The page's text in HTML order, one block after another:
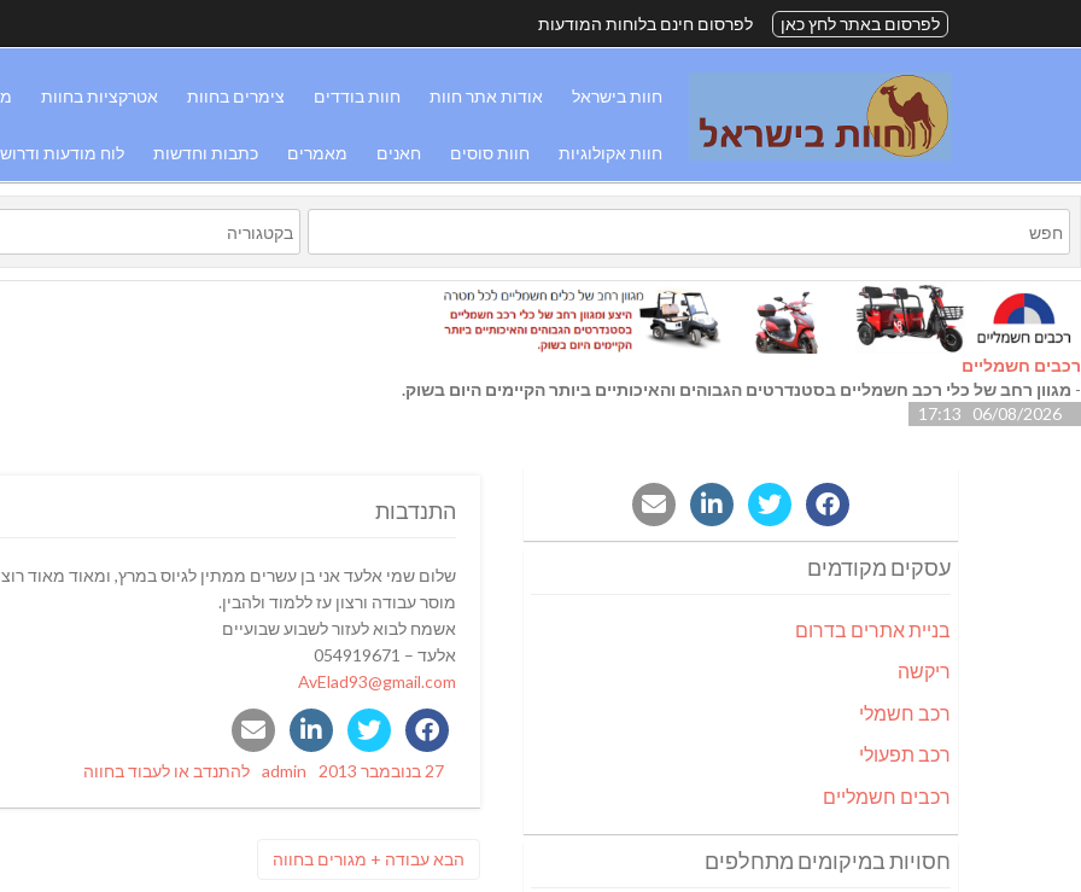
לפרסום באתר לחץ כאן לפרסום חינם בלוחות המודעות
חוות בישראל אודות אתר חוות חוות בודדים צימרים בחוות אטרקציות בחוות
חוות אקולוגיות חוות סוסים חאנים מאמרים כתבות וחדשות לוח מודעות
רכבים חשמליים
- מגוון רחב של כלי רכב חשמליים בסטנדרטים הגבוהים והאיכותיים ביותר הקיימים היום בשוק.
06/08/2026 17:13
התנדבות
שלום שמי אלעד אני בן עשרים ממתין לגיוס במרץ, ומאוד מאוד
מוסר עבודה ורצון עז ללמוד ולהבין.
אשמח לבוא לעזור לשבוע שבועיים
אלעד – 054919671
AvElad93@gmail.com
Posted
27 בנובמבר 2013 Author
admin
Categories
להתנדב או לעבוד בחווה
הבאפוסט
עבודה + מגורים בחווה
עסקים מקודמים
בניית אתרים בדרום
ריקשה
רכב חשמלי
רכב תפעולי
רכבים חשמליים
חסויות במיקומים מתחלפים